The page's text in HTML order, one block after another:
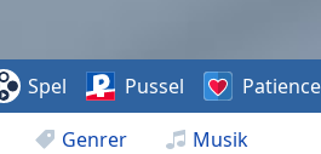
Genrer Musik
Spel Pussel Patience